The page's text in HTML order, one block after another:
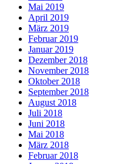
Mai 2019
April 2019
März 2019
Februar 2019
Januar 2019
Dezember 2018
November 2018
Oktober 2018
September 2018
August 2018
Juli 2018
Juni 2018
Mai 2018
März 2018
Februar 2018